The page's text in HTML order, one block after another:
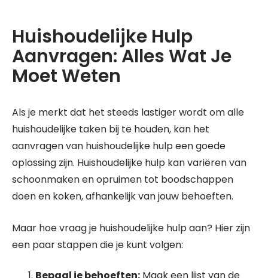
Huishoudelijke Hulp
Aanvragen: Alles Wat Je
Moet Weten
Als je merkt dat het steeds lastiger wordt om alle
huishoudelijke taken bij te houden, kan het
aanvragen van huishoudelijke hulp een goede
oplossing zijn. Huishoudelijke hulp kan variëren van
schoonmaken en opruimen tot boodschappen
doen en koken, afhankelijk van jouw behoeften.
Maar hoe vraag je huishoudelijke hulp aan? Hier zijn
een paar stappen die je kunt volgen: